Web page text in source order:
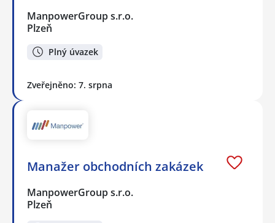
ManpowerGroup s.r.o.
Plzeň
Plný úvazek
Zveřejněno: 7. srpna
Manažer obchodních zakázek
ManpowerGroup s.r.o.
Plzeň